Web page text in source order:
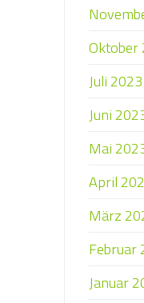
Oktober
Juli 2023
Juni
Mai
April
März
Februar
Januar